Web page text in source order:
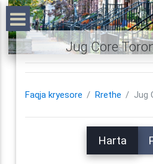
Jug Core
Faqja kryesore Rrethe Jug
Harta